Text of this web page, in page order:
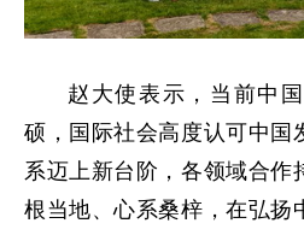
赵大使表示，当前中
硕，国际社会高度认可中国
系迈上新台阶，各领域合作
根当地、心系桑梓，在弘扬